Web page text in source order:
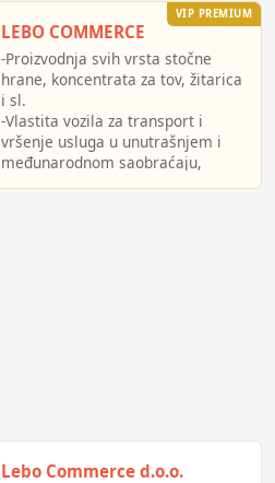
VIP PREMIUM
LEBO COMMERCE
-Proizvodnja svih vrsta stočne
hrane, koncentrata za tov, žitarica
i sl.
-Vlastita vozila za transport i
vršenje usluga u unutrašnjem i
međunarodnom saobraćaju,
kiperima, ceradama i dostavnim
Lebo Commerce d.o.o.